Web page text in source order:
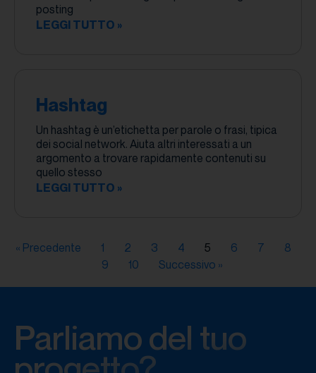
posting
LEGGI TUTTO »
Hashtag
Un hashtag è un’etichetta per parole o frasi, tipica
dei social network. Aiuta altri interessati a un
argomento a trovare rapidamente contenuti su
quello stesso
LEGGI TUTTO »
« Precedente 1 2 3 4 5 6 7
8
9
10 Successivo »
Parliamo del tuo